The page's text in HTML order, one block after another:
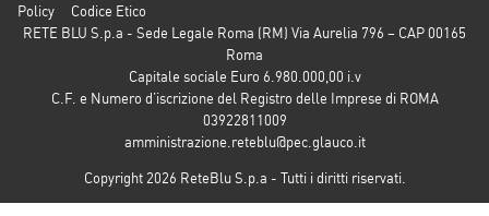
Policy
Codice Etico
RETE BLU S.p.a - Sede Legale Roma (RM) Via Aurelia 796 – CAP 00165
Roma
Capitale sociale Euro 6.980.000,00 i.v
C.F. e Numero d’iscrizione del Registro delle Imprese di ROMA
03922811009
amministrazione.reteblu@pec.glauco.it
Copyright 2026 ReteBlu S.p.a - Tutti i diritti riservati.